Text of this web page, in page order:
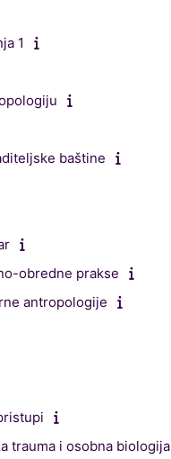
1
baštine
obredne prakse
antropologije
trauma i osobna biologija